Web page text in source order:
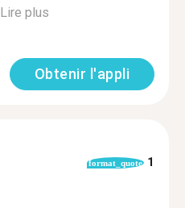
Lire plus
Obtenir l'appli
format_quote 1